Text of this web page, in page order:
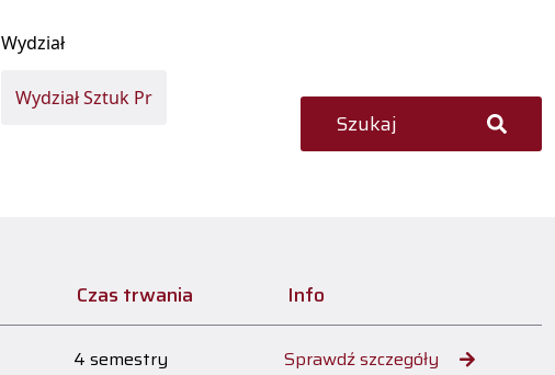
Wydział
Szukaj
Czas trwania Info
4 semestry Sprawdź szczegóły